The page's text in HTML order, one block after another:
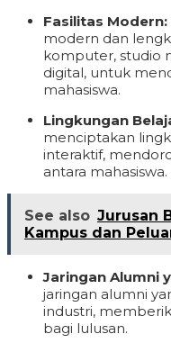
Fasilitas Modern:
modern dan
komputer, studio
digital, untuk
mahasiswa.
Lingkungan
menciptakan
interaktif,
antara mahasiswa.
See also Jurusan
Kampus dan
Jaringan Alumni
jaringan alumni
industri,
bagi lulusan.